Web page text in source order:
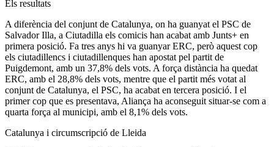
Els resultats
A diferència del conjunt de Catalunya, on ha guanyat el PSC de
Salvador Illa, a Ciutadilla els comicis han acabat amb Junts+ en
primera posició. Fa tres anys hi va guanyar ERC, però aquest cop
els ciutadillencs i ciutadillenques han apostat pel partit de
Puigdemont, amb un 37,8% dels vots. A força distància ha quedat
ERC, amb el 28,8% dels vots, mentre que el partit més votat al
conjunt de Catalunya, el PSC, ha acabat en tercera posició. I el
primer cop que es presentava, Aliança ha aconseguit situar-se com a
quarta força al municipi, amb el 8,1% dels vots.
Catalunya i circumscripció de Lleida